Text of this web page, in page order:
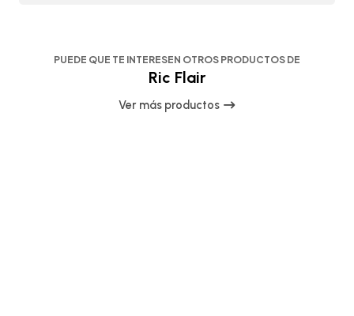
PUEDE QUE TE INTERESEN OTROS PRODUCTOS DE
Ric Flair
Ver más productos